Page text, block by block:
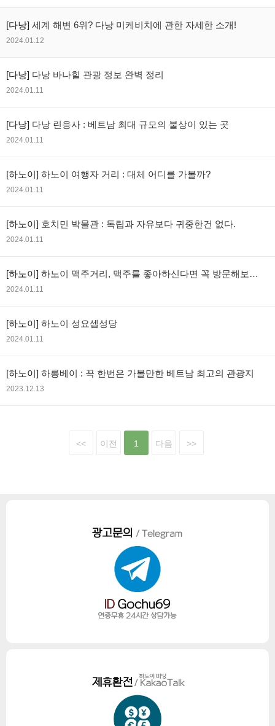
[다낭] 세계 해변 6위? 다낭 미케비치에 관한 자세한 소개!
2024.01.12
[다낭] 다낭 바나힐 관광 정보 완벽 정리
2024.01.11
[다낭] 다낭 린응사 : 베트남 최대 규모의 불상이 있는 곳
2024.01.11
[하노이] 하노이 여행자 거리 : 대체 어디를 가볼까?
2024.01.11
[하노이] 호치민 박물관 : 독립과 자유보다 귀중한건 없다.
2024.01.11
[하노이] 하노이 맥주거리, 맥주를 좋아하신다면 꼭 방문해보세
2024.01.11
[하노이] 하노이 성요셉성당
2024.01.11
[하노이] 하롱베이 : 꼭 한번은 가볼만한 베트남 최고의 관광지
2023.12.13
<< 이전 1 다음 >>